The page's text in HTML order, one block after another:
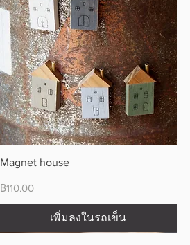
ดูข้อมูลด่วน
Magnet house
ราคา
฿110.00
เพิ่มลงในรถเข็น